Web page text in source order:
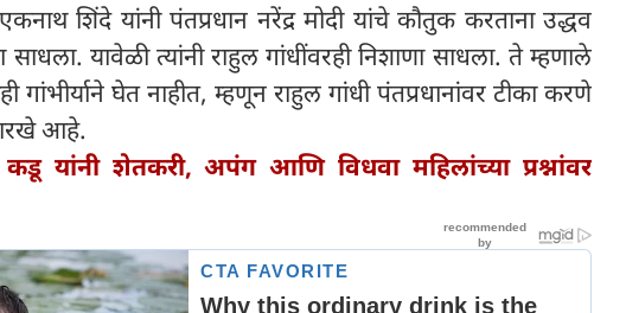
एकनाथ शिंदे यांनी पंतप्रधान नरेंद्र मोदी यांचे कौतुक करताना उद्धव
साधला. यावेळी त्यांनी राहुल गांधींवरही निशाणा साधला. ते म्हणाले
गांभीर्याने घेत नाहीत, म्हणून राहुल गांधी पंतप्रधानांवर टीका करणे
आहे.
यांनी शेतकरी, अपंग आणि विधवा महिलांच्या प्रश्नांवर